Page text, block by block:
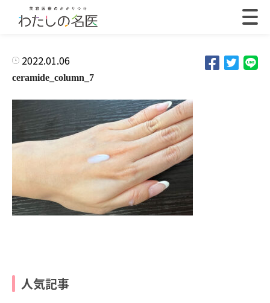
2022.01.06
ceramide_column_7
人気記事